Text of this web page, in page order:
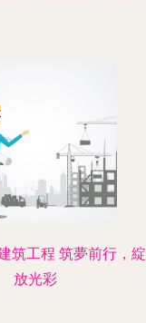
筑工程 筑夢前行，綻
放光彩